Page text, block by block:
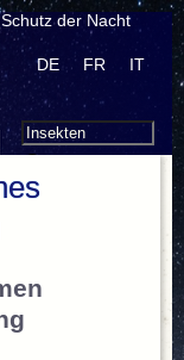
der Nacht
DE FR IT
Search
Suchen